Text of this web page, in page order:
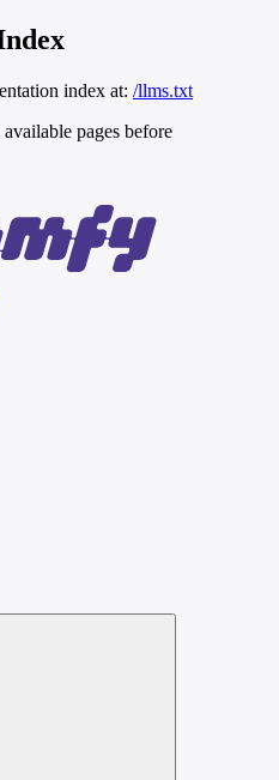
index at: /llms.txt
pages before